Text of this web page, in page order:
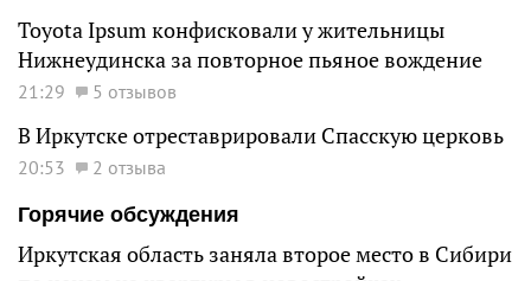
Toyota Ipsum конфисковали у жительницы
Нижнеудинска за повторное пьяное вождение
21:29 5 отзывов
В Иркутске отреставрировали Спасскую церковь
20:53
2 отзыва
Горячие обсуждения
Иркутская область заняла второе место в Сибири